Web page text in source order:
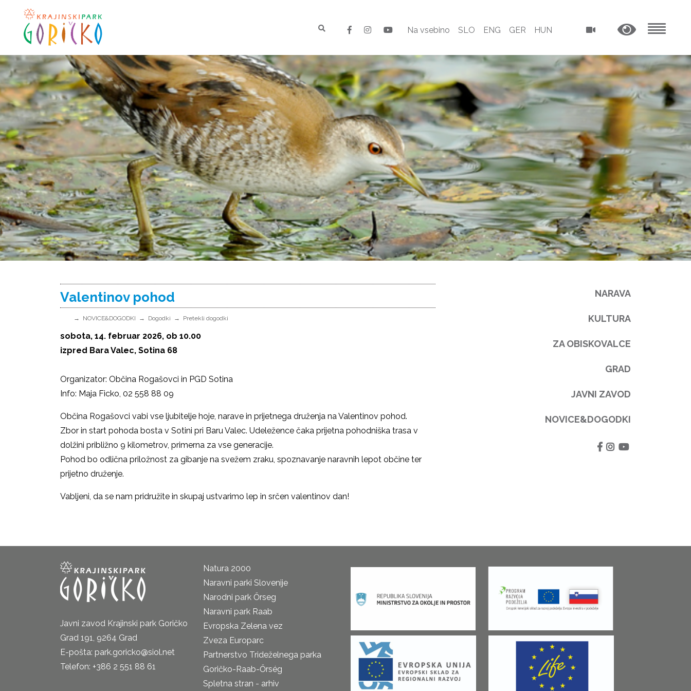
Na vsebino SLO ENG GER HUN
Valentinov pohod
NOVICE&DOGODKI Dogodki Pretekli dogodki
sobota, 14. februar 2026, ob 10.00
izpred Bara Valec, Sotina 68
Organizator: Občina Rogašovci in PGD Sotina
Info: Maja Ficko, 02 558 88 09
Občina Rogašovci vabi vse ljubitelje hoje, narave in prijetnega druženja na Valentinov pohod.
Zbor in start pohoda bosta v Sotini pri Baru Valec. Udeležence čaka prijetna pohodniška trasa v
dolžini približno 9 kilometrov, primerna za vse generacije.
Pohod bo odlična priložnost za gibanje na svežem zraku, spoznavanje naravnih lepot občine ter
prijetno druženje.
Vabljeni, da se nam pridružite in skupaj ustvarimo lep in srčen valentinov dan!
NARAVA
KULTURA
ZA OBISKOVALCE
GRAD
JAVNI ZAVOD
NOVICE&DOGODKI
Javni zavod Krajinski park Goričko
Grad 191, 9264 Grad
E-pošta: park.goricko@siol.net
Telefon: +386 2 551 88 61
Natura 2000
Naravni parki Slovenije
Narodni park Őrseg
Naravni park Raab
Evropska Zelena vez
Zveza Europarc
Partnerstvo Trideželnega parka
Goričko-Raab-Őrség
Spletna stran - arhiv